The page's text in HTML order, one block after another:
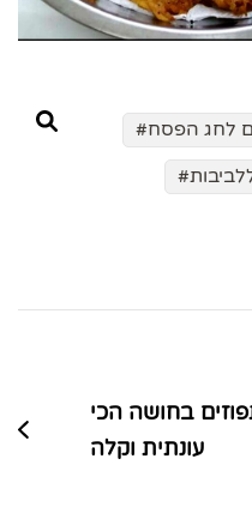
לחג הפסח
בחושה הכי
עונתית וקלה